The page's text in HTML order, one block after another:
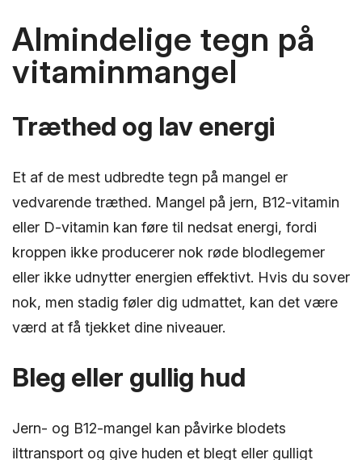
Almindelige tegn på
vitaminmangel
Træthed og lav energi
Et af de mest udbredte tegn på mangel er
vedvarende træthed. Mangel på jern, B12-vitamin
eller D-vitamin kan føre til nedsat energi, fordi
kroppen ikke producerer nok røde blodlegemer
eller ikke udnytter energien effektivt. Hvis du sover
nok, men stadig føler dig udmattet, kan det være
værd at få tjekket dine niveauer.
Bleg eller gullig hud
Jern- og B12-mangel kan påvirke blodets
ilttransport og give huden et blegt eller gulligt